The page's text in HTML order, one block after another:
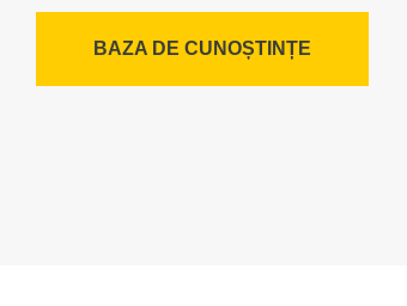
BAZA DE CUNOȘTINȚE